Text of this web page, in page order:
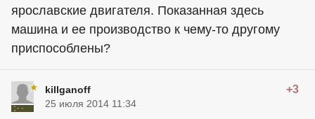
ярославские двигателя. Показанная здесь
машина и ее производство к чему-то другому
приспособлены?
killganoff +3
25 июля 2014 11:34